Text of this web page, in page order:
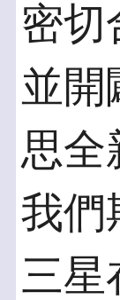
密切
並開
思全
我們
三星